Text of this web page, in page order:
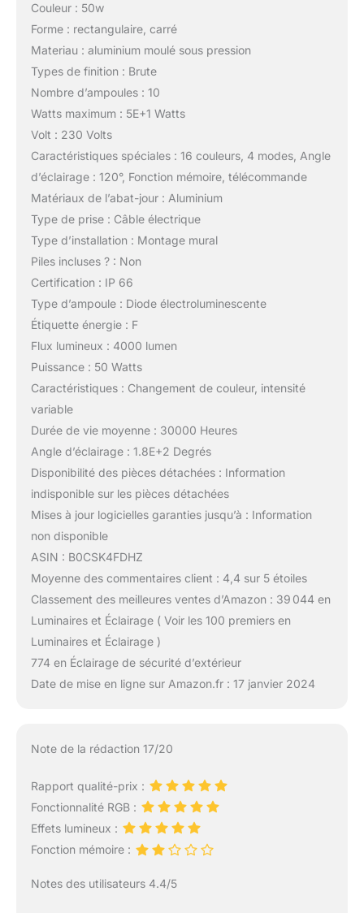
Couleur : 50w
Forme : rectangulaire, carré
Materiau : aluminium moulé sous pression
Types de finition : Brute
Nombre d’ampoules : 10
Watts maximum : 5E+1 Watts
Volt : 230 Volts
Caractéristiques spéciales : 16 couleurs, 4 modes, Angle
d’éclairage : 120°, Fonction mémoire, télécommande
Matériaux de l’abat-jour : Aluminium
Type de prise : Câble électrique
Type d’installation : Montage mural
Piles incluses ? : Non
Certification : IP 66
Type d’ampoule : Diode électroluminescente
Étiquette énergie : F
Flux lumineux : 4000 lumen
Puissance : 50 Watts
Caractéristiques : Changement de couleur, intensité
variable
Durée de vie moyenne : 30000 Heures
Angle d’éclairage : 1.8E+2 Degrés
Disponibilité des pièces détachées : Information
indisponible sur les pièces détachées
Mises à jour logicielles garanties jusqu’à : Information
non disponible
ASIN : B0CSK4FDHZ
Moyenne des commentaires client : 4,4 sur 5 étoiles
Classement des meilleures ventes d’Amazon : 39 044 en
Luminaires et Éclairage ( Voir les 100 premiers en
Luminaires et Éclairage )
774 en Éclairage de sécurité d’extérieur
Date de mise en ligne sur Amazon.fr : 17 janvier 2024
Note de la rédaction 17/20
Rapport qualité-prix :
Fonctionnalité RGB :
Effets lumineux :
Fonction mémoire :
Notes des utilisateurs 4.4/5